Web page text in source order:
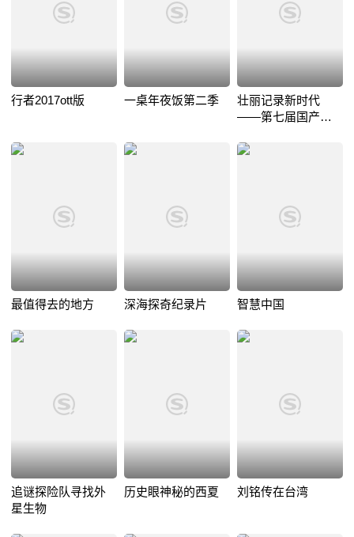
行者2017ott版 一桌年夜饭第二季
壮丽记录新时代
——第七届国产纪
优活动
最值得去的地方 深海探奇纪录片 智慧中国
追谜探险队寻找外
星生物
历史眼神秘的西夏 刘铭传在台湾